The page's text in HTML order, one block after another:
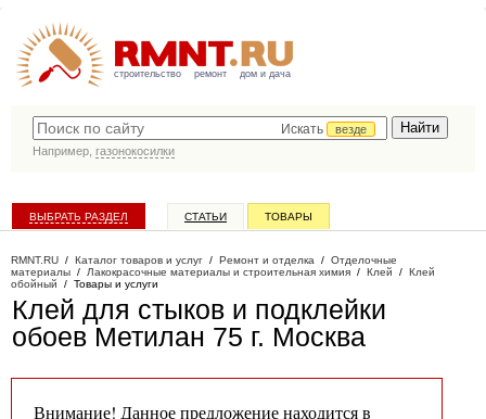
строительство ремонт дом и дача
Искать
везде
Например, газонокосилки
ВЫБРАТЬ РАЗДЕЛ СТАТЬИ ТОВАРЫ
RMNT.RU / Каталог товаров и услуг / Ремонт и отделка / Отделочные
материалы / Лакокрасочные материалы и строительная химия / Клей / Клей
обойный / Товары и услуги
Клей для стыков и подклейки
обоев Метилан 75 г. Москва
Внимание! Данное предложение находится в